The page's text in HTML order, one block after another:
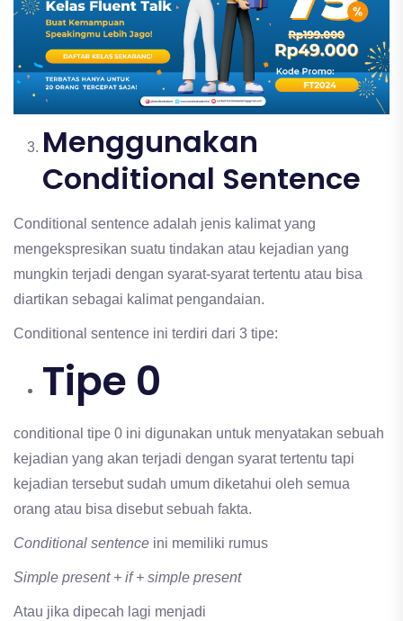
Menggunakan
Conditional Sentence
Conditional sentence adalah jenis kalimat yang
mengekspresikan suatu tindakan atau kejadian yang
mungkin terjadi dengan syarat-syarat tertentu atau bisa
diartikan sebagai kalimat pengandaian.
Conditional sentence ini terdiri dari 3 tipe:
Tipe 0
conditional tipe 0 ini digunakan untuk menyatakan sebuah
kejadian yang akan terjadi dengan syarat tertentu tapi
kejadian tersebut sudah umum diketahui oleh semua
orang atau bisa disebut sebuah fakta.
Conditional sentence ini memiliki rumus
Simple present + if + simple present
Atau jika dipecah lagi menjadi